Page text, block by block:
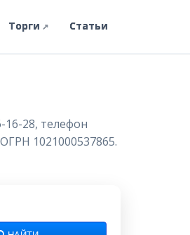
Торги ↗ Статьи
16-28, телефон
1021000537865.